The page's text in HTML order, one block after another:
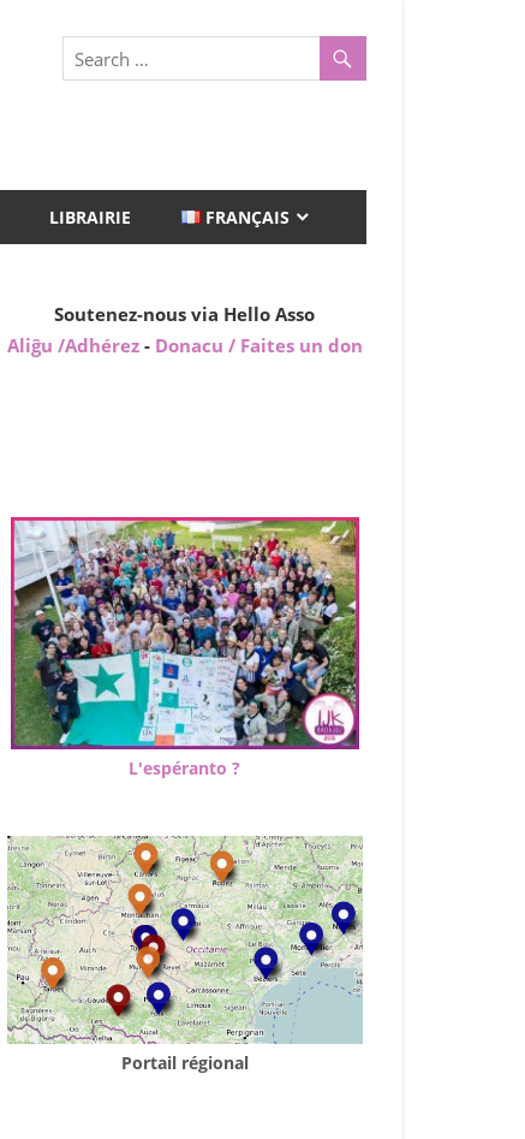
LIBRAIRIE FRANÇAIS
Soutenez-nous via Hello Asso
Aliĝu /Adhérez - Donacu / Faites un don
L'espéranto ?
Portail régional